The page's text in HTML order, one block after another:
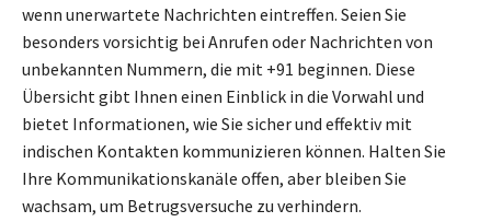
wenn unerwartete Nachrichten eintreffen. Seien Sie
besonders vorsichtig bei Anrufen oder Nachrichten von
unbekannten Nummern, die mit +91 beginnen. Diese
Übersicht gibt Ihnen einen Einblick in die Vorwahl und
bietet Informationen, wie Sie sicher und effektiv mit
indischen Kontakten kommunizieren können. Halten Sie
Ihre Kommunikationskanäle offen, aber bleiben Sie
wachsam, um Betrugsversuche zu verhindern.